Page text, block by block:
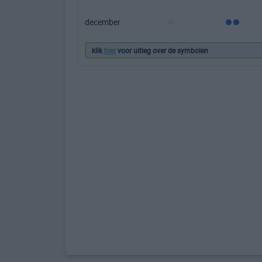
december
klik hiervoor uitleg over de symbolen